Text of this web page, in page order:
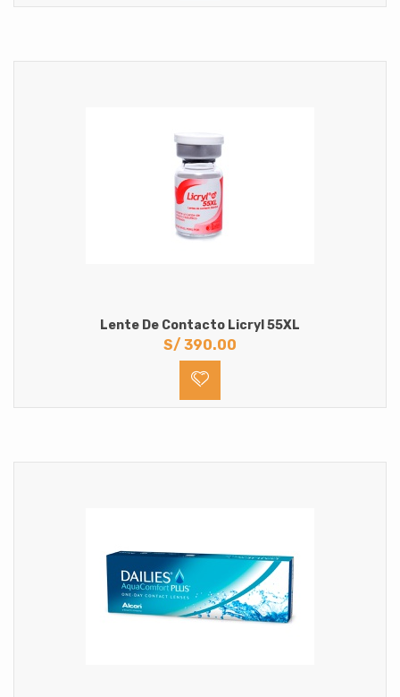
Lente De Contacto Licryl 55XL
S/ 390.00